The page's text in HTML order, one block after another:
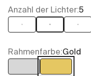
Anzahl der Lichter:5
3 5 6
Rahmenfarbe:Gold
Chrom Gold